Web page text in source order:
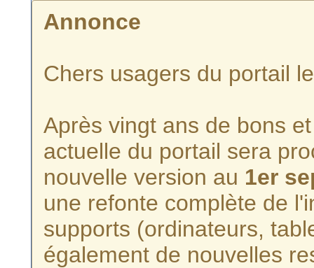
Annonce
Chers usagers du portail
Après vingt ans de bons
actuelle du portail sera
nouvelle version au 1er
une refonte complète de
supports (ordinateurs,
également de nouvelles